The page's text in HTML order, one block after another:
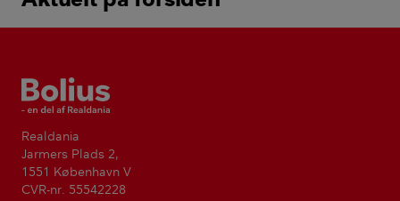
Bolius
Realdania
Jarmers Plads 2,
1551 København V
CVR-nr. 55542228